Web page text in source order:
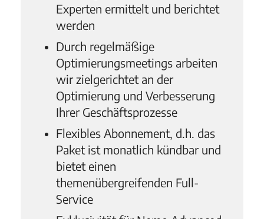
Experten ermittelt und berichtet
werden
Durch regelmäßige
Optimierungsmeetings arbeiten
wir zielgerichtet an der
Optimierung und Verbesserung
Ihrer Geschäftsprozesse
Flexibles Abonnement, d.h. das
Paket ist monatlich kündbar und
bietet einen
themenübergreifenden Full-
Service